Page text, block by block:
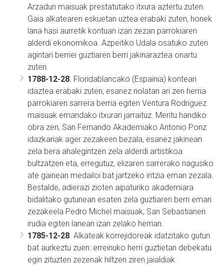
Arzadun maisuak prestatutako itxura aztertu zuten.
Gaia alkatearen eskuetan uztea erabaki zuten, honek
lana hasi aurretik kontuan izan zezan parrokiaren
alderdi ekonomikoa. Azpeitiko Udala osatuko zuten
agintari berriei guztiaren berri jakinaraztea onartu
zuten.
1788-12-28 . Floridablancako (Espainia) konteari
idaztea erabaki zuten, esanez nolatan ari zen herria
parrokiaren sarrera berria egiten Ventura Rodriguez
maisuak emandako itxurari jarraituz. Meritu handiko
obra zen, San Fernando Akademiako Antonio Ponz
idazkariak ager zezakeen bezala, esanez jakinean
zela bera ahalegintzen zela alderdi artistikoa
bultzatzen eta, erregutuz, elizaren sarrerako nagusiko
ate gainean medailoi bat jartzeko iritzia eman zezala.
Bestalde, adierazi zioten aipaturiko akademiara
bidalitako gutunean esaten zela guztiaren berri eman
zezakeela Pedro Michel maisuak, San Sebastianen
irudia egiten lanean izan zelako herrian.
1785-12-28 . Alkateak korrejidoreak idatzitako gutun
bat aurkeztu zuen: erreinuko herri guztietan debekatu
egin zituzten zezenak hiltzen ziren jaialdiak.